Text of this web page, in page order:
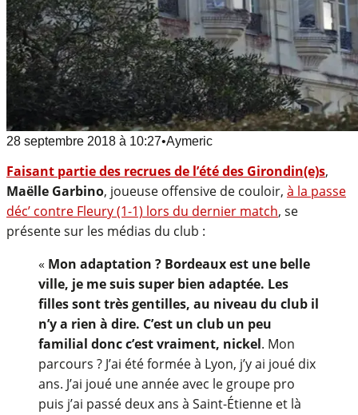
28 septembre 2018 à 10:27•Aymeric
Faisant partie des recrues de l’été des Girondin(e)s,
Maëlle Garbino, joueuse offensive de couloir, à la passe
déc’ contre Fleury (1-1) lors du dernier match, se
présente sur les médias du club :
« Mon adaptation ? Bordeaux est une belle
ville, je me suis super bien adaptée. Les
filles sont très gentilles, au niveau du club il
n’y a rien à dire. C’est un club un peu
familial donc c’est vraiment, nickel. Mon
parcours ? J’ai été formée à Lyon, j’y ai joué dix
ans. J’ai joué une année avec le groupe pro
puis j’ai passé deux ans à Saint-Étienne et là